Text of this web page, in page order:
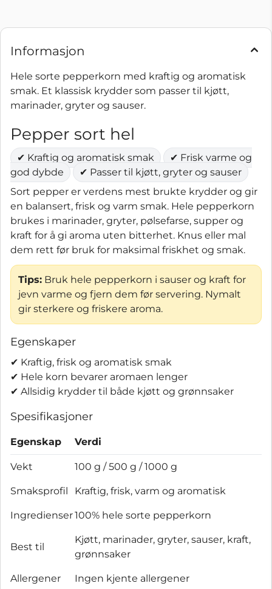
Informasjon
Hele sorte pepperkorn med kraftig og aromatisk
smak. Et klassisk krydder som passer til kjøtt,
marinader, gryter og sauser.
Pepper sort hel
✔ Kraftig og aromatisk smak
✔ Frisk varme og
god dybde
✔ Passer til kjøtt, gryter og sauser
Sort pepper er verdens mest brukte krydder og gir
en balansert, frisk og varm smak. Hele pepperkorn
brukes i marinader, gryter, pølsefarse, supper og
kraft for å gi aroma uten bitterhet. Knus eller mal
dem rett før bruk for maksimal friskhet og smak.
Tips: Bruk hele pepperkorn i sauser og kraft for
jevn varme og fjern dem før servering. Nymalt
gir sterkere og friskere aroma.
Egenskaper
✔ Kraftig, frisk og aromatisk smak
✔ Hele korn bevarer aromaen lenger
✔ Allsidig krydder til både kjøtt og grønnsaker
Spesifikasjoner
Egenskap Verdi
Vekt 100 g / 500 g / 1000 g
Smaksprofil Kraftig, frisk, varm og aromatisk
Ingredienser100% hele sorte pepperkorn
Best til
Kjøtt, marinader, gryter, sauser, kraft,
grønnsaker
Allergener Ingen kjente allergener